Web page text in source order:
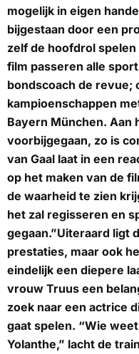
mogelijk in eigen
bijgestaan door een
zelf de hoofdrol
film passeren alle
bondscoach de revue;
kampioenschappen
Bayern München. Aan
voorbijgegaan, zo is
van Gaal laat in een
op het maken van de
de waarheid te zien
het zal regisseren en
gegaan.”Uiteraard ligt
prestaties, maar ook
eindelijk een diepere
vrouw Truus een
zoek naar een actrice
gaat spelen. “Wie
Yolanthe,” lacht de